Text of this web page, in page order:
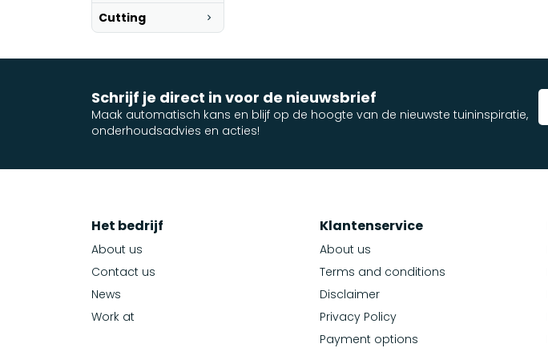
Cutting
Schrijf je direct in voor de nieuwsbrief
Maak automatisch kans en blijf op de hoogte van de nieuwste tuininspiratie,
onderhoudsadvies en acties!
Het bedrijf
About us
Contact us
News
Work at
Klantenservice
About us
Terms and conditions
Disclaimer
Privacy Policy
Payment options